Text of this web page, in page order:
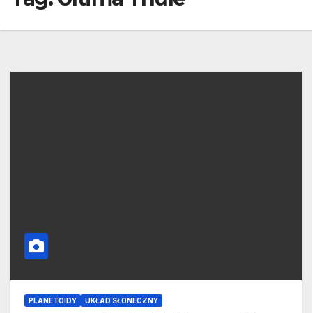
PLANETOIDY UKŁAD SŁONECZNY